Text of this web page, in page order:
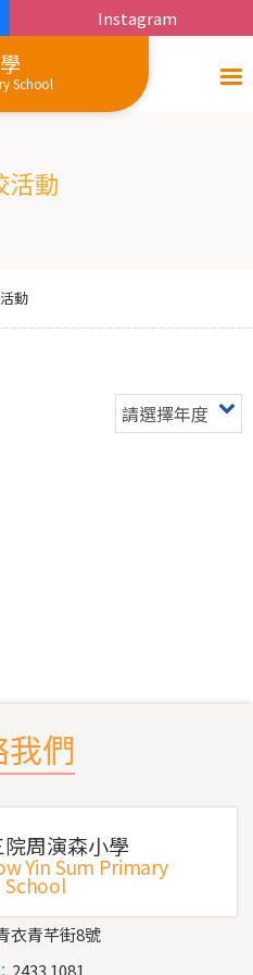
School
Instagram
活動
動
請選擇年度
們
周演森小學
Yin Sum Primary
School
衣青芊街8號
2433 1081